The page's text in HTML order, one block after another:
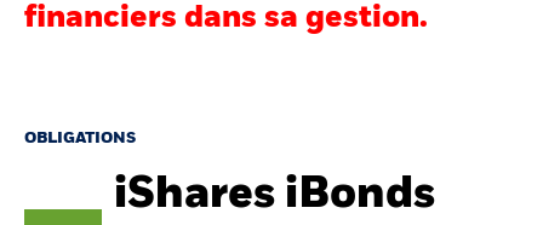
ETF iShares
Education
Intermédiaires financiers
financiers dans sa gestion.
OBLIGATIONS
iShares iBonds